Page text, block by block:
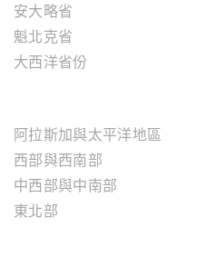
安大略省
魁北克省
大西洋省份
阿拉斯加與太平洋地區
西部與西南部
中西部與中南部
東北部